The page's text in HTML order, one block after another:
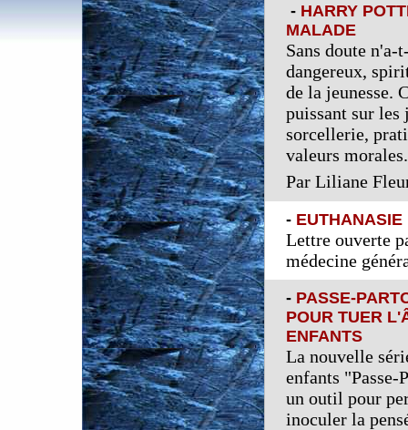
- HARRY
MALADE
Sans doute
dangereux,
de la jeunesse.
puissant sur les
sorcellerie,
valeurs morales.
Par Liliane
- EUTHANASIE
Lettre ouverte
médecine
- PASSE-
POUR TUER
ENFANTS
La nouvelle
enfants "Passe-
un outil pour
inoculer la